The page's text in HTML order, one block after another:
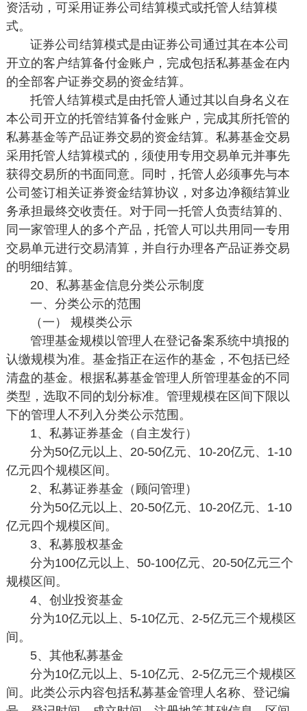
资活动，可采用证券公司结算模式或托管人结算模
式。
证券公司结算模式是由证券公司通过其在本公司
开立的客户结算备付金账户，完成包括私募基金在内
的全部客户证券交易的资金结算。
托管人结算模式是由托管人通过其以自身名义在
本公司开立的托管结算备付金账户，完成其所托管的
私募基金等产品证券交易的资金结算。私募基金交易
采用托管人结算模式的，须使用专用交易单元并事先
获得交易所的书面同意。同时，托管人必须事先与本
公司签订相关证券资金结算协议，对多边净额结算业
务承担最终交收责任。对于同一托管人负责结算的、
同一家管理人的多个产品，托管人可以共用同一专用
交易单元进行交易清算，并自行办理各产品证券交易
的明细结算。
20、私募基金信息分类公示制度
一、分类公示的范围
（一） 规模类公示
管理基金规模以管理人在登记备案系统中填报的
认缴规模为准。基金指正在运作的基金，不包括已经
清盘的基金。根据私募基金管理人所管理基金的不同
类型，选取不同的划分标准。管理规模在区间下限以
下的管理人不列入分类公示范围。
1、私募证券基金（自主发行）
分为50亿元以上、20-50亿元、10-20亿元、1-10
亿元四个规模区间。
2、私募证券基金（顾问管理）
分为50亿元以上、20-50亿元、10-20亿元、1-10
亿元四个规模区间。
3、私募股权基金
分为100亿元以上、50-100亿元、20-50亿元三个
规模区间。
4、创业投资基金
分为10亿元以上、5-10亿元、2-5亿元三个规模区
间。
5、其他私募基金
分为10亿元以上、5-10亿元、2-5亿元三个规模区
间。此类公示内容包括私募基金管理人名称、登记编